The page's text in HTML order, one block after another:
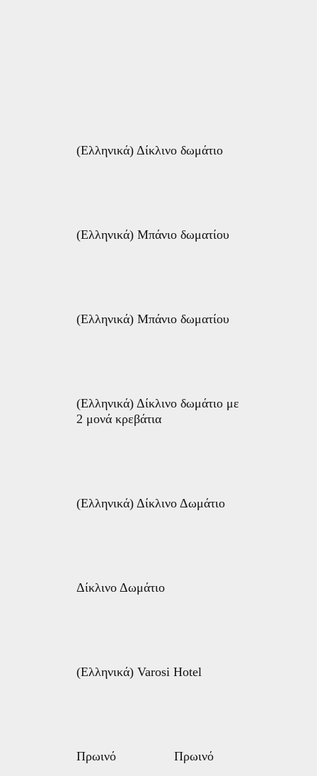
(Ελληνικά) Δίκλινο δωμάτιο
(Ελληνικά) Μπάνιο δωματίου
(Ελληνικά) Μπάνιο δωματίου
(Ελληνικά) Δίκλινο δωμάτιο με
2 μονά κρεβάτια
(Ελληνικά) Δίκλινο Δωμάτιο
Δίκλινο Δωμάτιο
(Ελληνικά) Varosi Hotel
Πρωινό Πρωινό